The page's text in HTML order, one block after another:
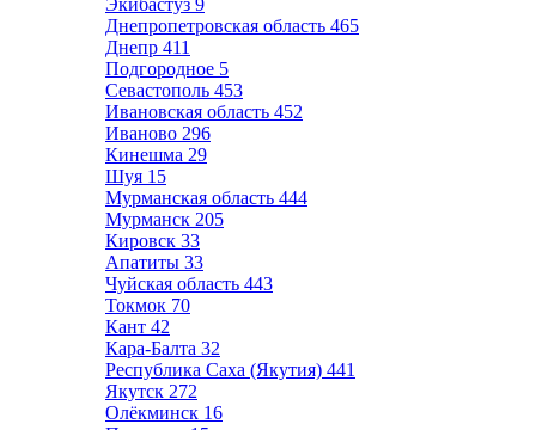
Экибастуз 9
Днепропетровская область 465
Днепр 411
Подгородное 5
Севастополь 453
Ивановская область 452
Иваново 296
Кинешма 29
Шуя 15
Мурманская область 444
Мурманск 205
Кировск 33
Апатиты 33
Чуйская область 443
Токмок 70
Кант 42
Кара-Балта 32
Республика Саха (Якутия) 441
Якутск 272
Олёкминск 16